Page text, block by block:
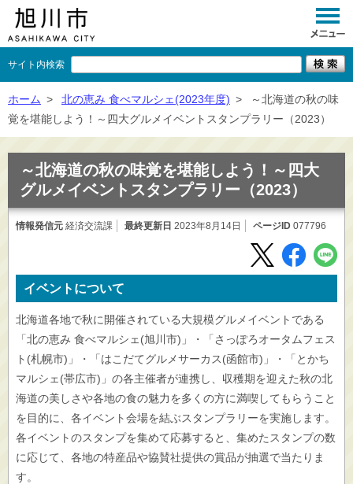
サイト内検索
くらし
観光
事業者向け
施設一覧
ホーム > 北の恵み 食べマルシェ(2023年度) >
～北海道の秋の味
覚を堪能しよう！～四大グルメイベントスタンプラリー（2023）
～北海道の秋の味覚を堪能しよう！～四大
グルメイベントスタンプラリー（2023）
情報発信元 経済交流課 最終更新日 2023年8月14日 ページID 077796
イベントについて
北海道各地で秋に開催されている大規模グルメイベントである
「北の恵み 食べマルシェ(旭川市)」・「さっぽろオータムフェス
ト(札幌市)」・「はこだてグルメサーカス(函館市)」・「とかち
マルシェ(帯広市)」の各主催者が連携し、収穫期を迎えた秋の北
海道の美しさや各地の食の魅力を多くの方に満喫してもらうこと
を目的に、各イベント会場を結ぶスタンプラリーを実施します。
各イベントのスタンプを集めて応募すると、集めたスタンプの数
に応じて、各地の特産品や協賛社提供の賞品が抽選で当たりま
す。